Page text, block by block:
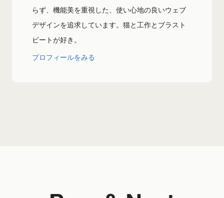
らず、機能美を重視した、使い心地の良いウェブ
デザインを追求しています。猫と工作とブラスト
ビートが好き。
プロフィールをみる